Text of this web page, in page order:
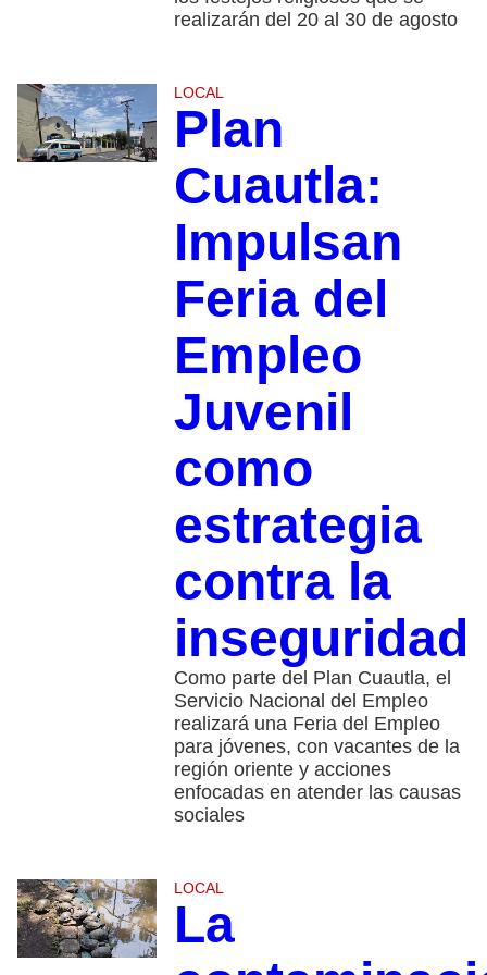
realizarán del 20 al 30 de agosto
LOCAL
Plan
Cuautla:
Impulsan
Feria del
Empleo
Juvenil
como
estrategia
contra la
inseguridad
Como parte del Plan Cuautla, el
Servicio Nacional del Empleo
realizará una Feria del Empleo
para jóvenes, con vacantes de la
región oriente y acciones
enfocadas en atender las causas
sociales
LOCAL
La